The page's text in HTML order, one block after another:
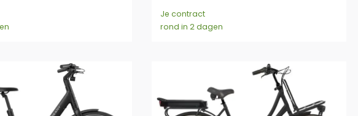
Je contract
rond in 2 dagen